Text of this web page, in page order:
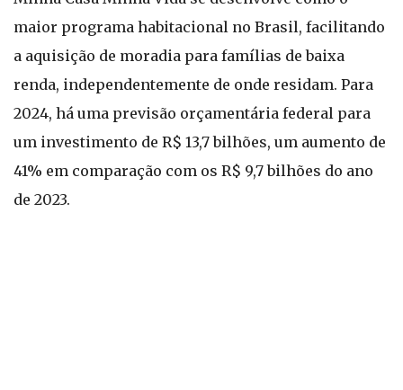
maior programa habitacional no Brasil, facilitando
a aquisição de moradia para famílias de baixa
renda, independentemente de onde residam. Para
2024, há uma previsão orçamentária federal para
um investimento de R$ 13,7 bilhões, um aumento de
41% em comparação com os R$ 9,7 bilhões do ano
de 2023.